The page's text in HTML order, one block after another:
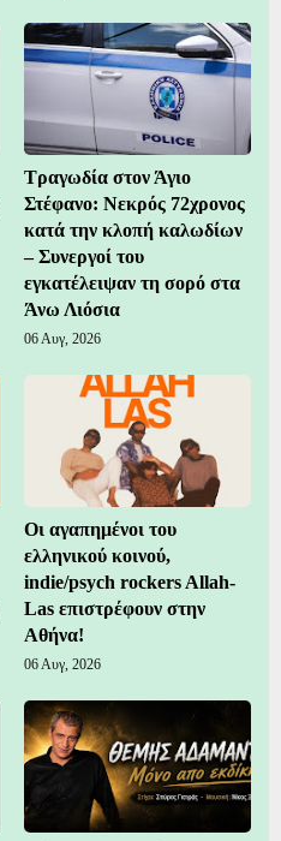
Τραγωδία στον Άγιο
Στέφανο: Νεκρός 72χρονος
κατά την κλοπή καλωδίων
– Συνεργοί του
εγκατέλειψαν τη σορό στα
Άνω Λιόσια
06 Αυγ, 2026
Οι αγαπημένοι του
ελληνικού κοινού,
indie/psych rockers Allah-
Las επιστρέφουν στην
Αθήνα!
06 Αυγ, 2026